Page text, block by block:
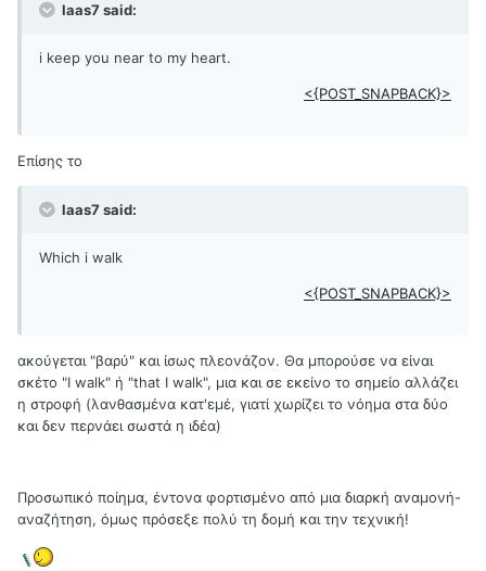
laas7 said:
i keep you near to my heart.
<{POST_SNAPBACK}>
Επίσης το
laas7 said:
Which i walk
<{POST_SNAPBACK}>
ακούγεται "βαρύ" και ίσως πλεονάζον. Θα μπορούσε να είναι
σκέτο "I walk" ή "that I walk", μια και σε εκείνο το σημείο αλλάζει
η στροφή (λανθασμένα κατ'εμέ, γιατί χωρίζει το νόημα στα δύο
και δεν περνάει σωστά η ιδέα)
Προσωπικό ποίημα, έντονα φορτισμένο από μια διαρκή αναμονή-
αναζήτηση, όμως πρόσεξε πολύ τη δομή και την τεχνική!